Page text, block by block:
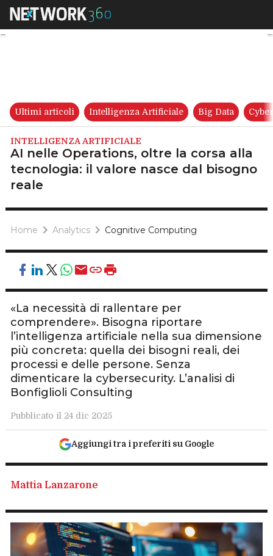
AI nelle Operations, oltre la
Ultimi articoli Intelligenza Artificiale Big Data
INTELLIGENZA ARTIFICIALE
AI nelle Operations, oltre la corsa alla
tecnologia: il valore nasce dal bisogno
reale
Home Analytics Cognitive Computing
«La necessità di rallentare per
comprendere». Bisogna riportare
l’intelligenza artificiale nella sua dimensione
più concreta: quella dei bisogni reali, dei
processi e delle persone. Senza
dimenticare la cybersecurity. L’analisi di
Bonfiglioli Consulting
Pubblicato il 24 dic 2025
Aggiungi tra i preferiti su Google
Mattia Lanzarone